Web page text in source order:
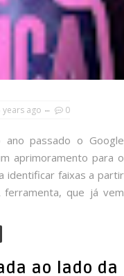
years ago 0
ano passado o Google
aprimoramento para o
identificar faixas a partir
ferramenta, que já vem
ao lado da